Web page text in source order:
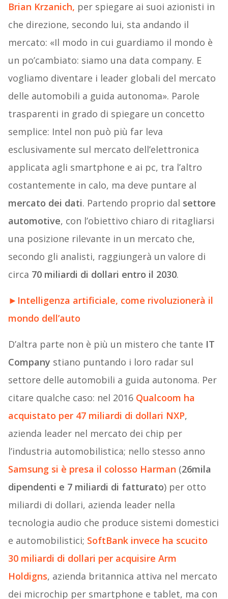
Brian Krzanich, per spiegare ai suoi azionisti in
che direzione, secondo lui, sta andando il
mercato: «Il modo in cui guardiamo il mondo è
un po’cambiato: siamo una data company. E
vogliamo diventare i leader globali del mercato
delle automobili a guida autonoma». Parole
trasparenti in grado di spiegare un concetto
semplice: Intel non può più far leva
esclusivamente sul mercato dell’elettronica
applicata agli smartphone e ai pc, tra l’altro
costantemente in calo, ma deve puntare al
mercato dei dati. Partendo proprio dal settore
automotive, con l’obiettivo chiaro di ritagliarsi
una posizione rilevante in un mercato che,
secondo gli analisti, raggiungerà un valore di
circa 70 miliardi di dollari entro il 2030.
► Intelligenza artificiale, come rivoluzionerà il
mondo dell’auto
D’altra parte non è più un mistero che tante IT
Company stiano puntando i loro radar sul
settore delle automobili a guida autonoma. Per
citare qualche caso: nel 2016 Qualcoom ha
acquistato per 47 miliardi di dollari NXP,
azienda leader nel mercato dei chip per
l’industria automobilistica; nello stesso anno
Samsung si è presa il colosso Harman (26mila
dipendenti e 7 miliardi di fatturato) per otto
miliardi di dollari, azienda leader nella
tecnologia audio che produce sistemi domestici
e automobilistici; SoftBank invece ha scucito
30 miliardi di dollari per acquisire Arm
Holdigns, azienda britannica attiva nel mercato
dei microchip per smartphone e tablet, ma con